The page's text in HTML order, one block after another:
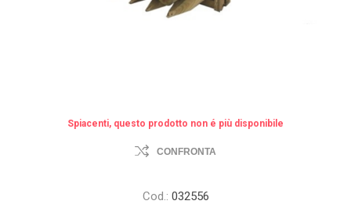
Spiacenti, questo prodotto non é più disponibile
CONFRONTA
Cod.: 032556